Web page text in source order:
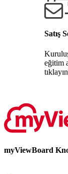
Satış
eğitim
myViewBoard